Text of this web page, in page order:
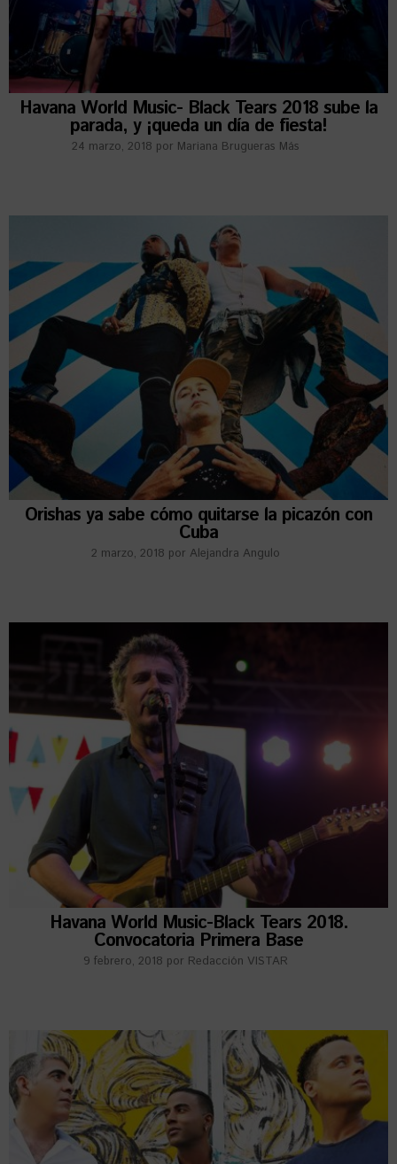
Havana World Music- Black Tears 2018 sube la
parada, y ¡queda un día de fiesta!
24 marzo, 2018 por Mariana Brugueras Más
Orishas ya sabe cómo quitarse la picazón con
Cuba
2 marzo, 2018 por Alejandra Angulo
Havana World Music-Black Tears 2018.
Convocatoria Primera Base
9 febrero, 2018 por Redacción VISTAR